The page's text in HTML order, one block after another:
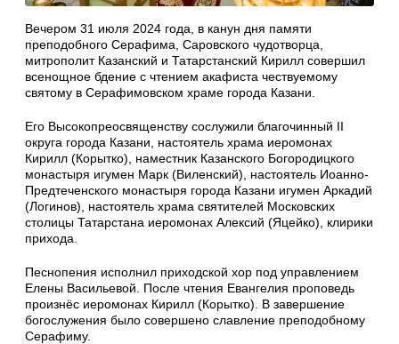
Вечером 31 июля 2024 года, в канун дня памяти
преподобного Серафима, Саровского чудотворца,
митрополит Казанский и Татарстанский Кирилл совершил
всенощное бдение с чтением акафиста чествуемому
святому в Серафимовском храме города Казани.
Его Высокопреосвященству сослужили благочинный II
округа города Казани, настоятель храма иеромонах
Кирилл (Корытко), наместник Казанского Богородицкого
монастыря игумен Марк (Виленский), настоятель Иоанно-
Предтеченского монастыря города Казани игумен Аркадий
(Логинов), настоятель храма святителей Московских
столицы Татарстана иеромонах Алексий (Яцейко), клирики
прихода.
Песнопения исполнил приходской хор под управлением
Елены Васильевой. После чтения Евангелия проповедь
произнёс иеромонах Кирилл (Корытко). В завершение
богослужения было совершено славление преподобному
Серафиму.